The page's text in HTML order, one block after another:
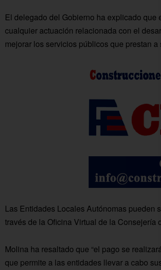
El delegado del Gobierno ha explicado que
cualquier actuación relacionada con el
mejorar los servicios públicos que prestan a
Las Entidades Locales Autónomas pueden
través de la Oficina Virtual de la Consejería
Molina ha resaltado que “el pago se
que permite a las entidades llevar a cabo